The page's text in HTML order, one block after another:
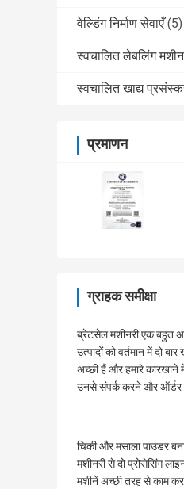
वेल्डिंग निर्माण सेवाएँ (5)
स्वचालित लेबलिंग मशीन
स्वचालित खाद्य
प्रमाणन
ग्राहक समीक्षा
ब्रेटसेल मशीनरी एक बहुत
उत्पादों को वर्तमान में दो
अच्छी हैं और हमारे कारखाने
उनसे संपर्क करने और
चिकी और मसाला पाउडर
मशीनरी से दो प्रोसेसिंग
मशीनें अच्छी तरह से काम